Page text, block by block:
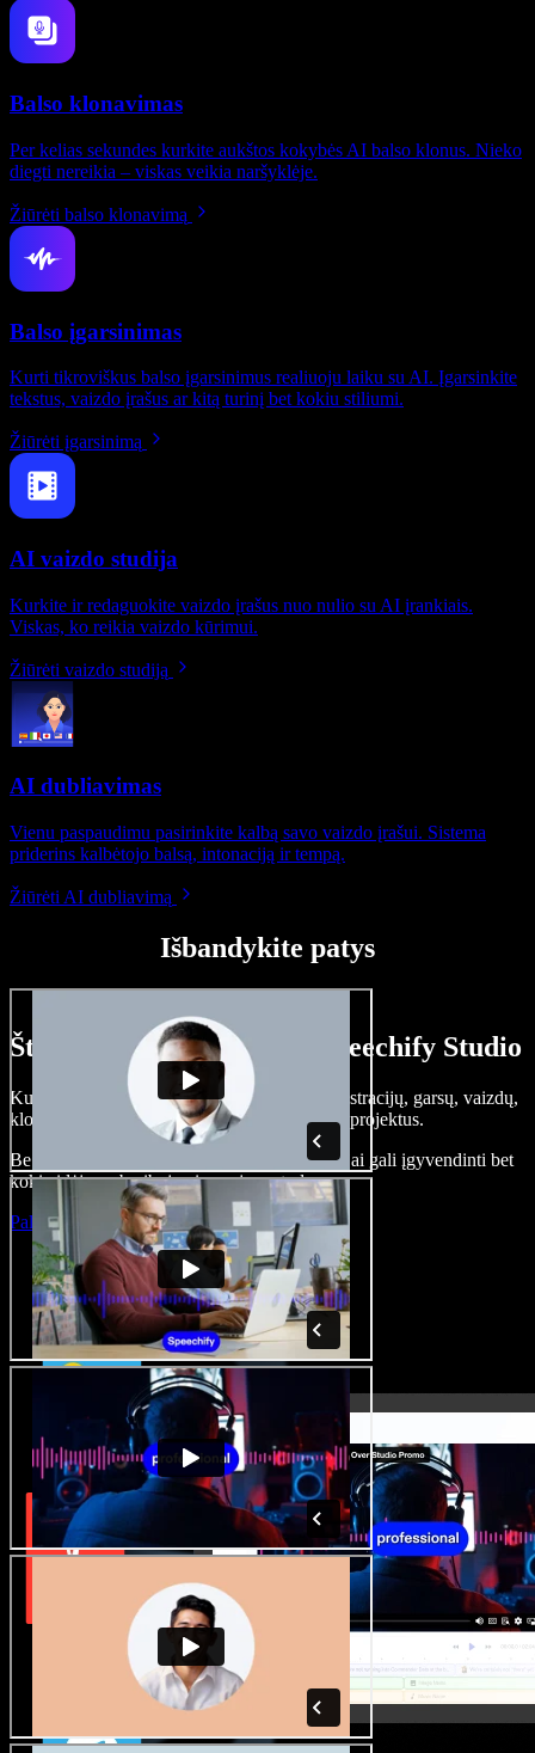
Balso klonavimas
Per kelias sekundes kurkite aukštos kokybės AI balso klonus. Nieko
diegti nereikia – viskas veikia naršyklėje.
Žiūrėti balso klonavimą
Balso įgarsinimas
Kurti tikroviškus balso įgarsinimus realiuoju laiku su AI. Įgarsinkite
tekstus, vaizdo įrašus ar kitą turinį bet kokiu stiliumi.
Žiūrėti įgarsinimą
AI vaizdo studija
Kurkite ir redaguokite vaizdo įrašus nuo nulio su AI įrankiais.
Viskas, ko reikia vaizdo kūrimui.
Žiūrėti vaizdo studiją
AI dubliavimas
Vienu paspaudimu pasirinkite kalbą savo vaizdo įrašui. Sistema
priderins kalbėtojo balsą, intonaciją ir tempą.
Žiūrėti AI dubliavimą
Išbandykite patys
Štai ką galite nuveikti su Speechify Studio
Kurkite įgarsinimus, pridėkite nemokamų iliustracijų, garsų, vaizdų,
klonuokite balsą – kurkite pilnus, įspūdingus projektus.
Be jokių mokymų ir viskas naršyklėje – kūrėjai gali įgyvendinti bet
kokią idėją, neberibojami senųjų metodų.
Paleisti studiją